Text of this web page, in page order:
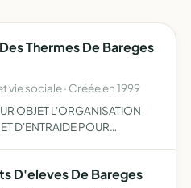
Thermes De Bareges
vie sociale · Créée en 1999
OBJET L'ORGANISATION
D'ENTRAIDE POUR
D'eleves De Bareges